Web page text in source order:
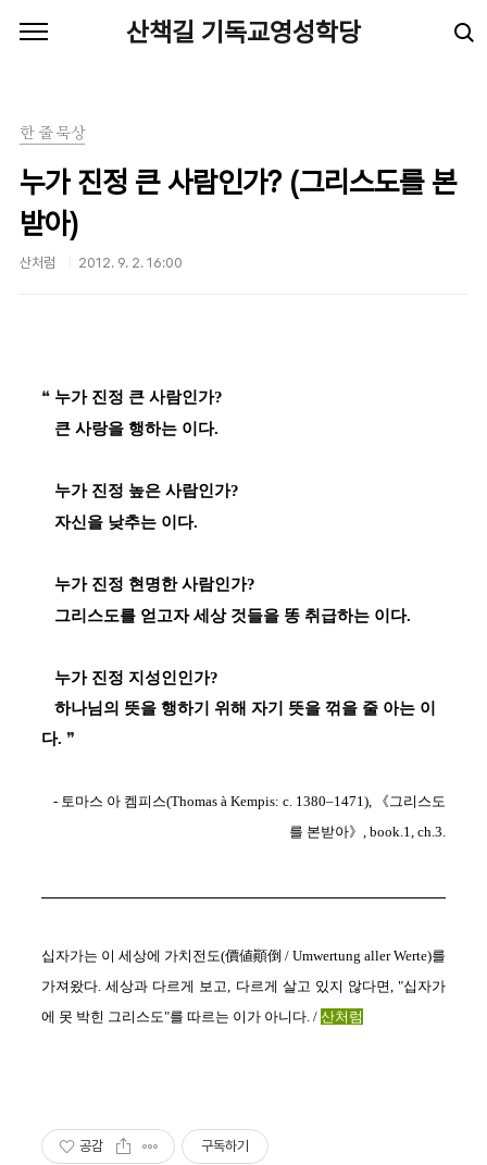
산책길 기독교영성학당
한 줄 묵상
누가 진정 큰 사람인가? (그리스도를 본
받아)
산처럼 2012. 9. 2. 16:00
❝ 누가 진정 큰 사람인가?
큰 사랑을 행하는 이다.
누가 진정 높은 사람인가?
자신을 낮추는 이다.
누가 진정 현명한 사람인가?
그리스도를 얻고자 세상 것들을 똥 취급하는 이다.
누가 진정 지성인인가?
하나님의 뜻을 행하기 위해 자기 뜻을 꺾을 줄 아는 이
다. ❞
- 토마스 아 켐피스(Thomas à Kempis: c. 1380–1471), 《그리스도
를 본받아》, book.1, ch.3.
십자가는 이 세상에 가치전도(價値顚倒 / Umwertung aller Werte)를
가져왔다. 세상과 다르게 보고, 다르게 살고 있지 않다면, "십자가
에 못 박힌 그리스도"를 따르는 이가 아니다. / 산처럼
공감 구독하기